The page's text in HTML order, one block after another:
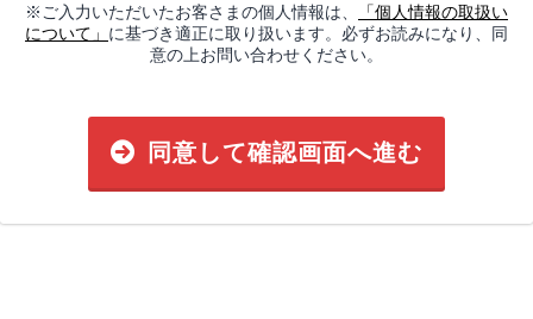
※ご入力いただいたお客さまの個人情報は、
「個人情報の取扱い
について」 に基づき適正に取り扱います。必ずお読みになり、同
意の上お問い合わせください。
同意して確認画面へ進む